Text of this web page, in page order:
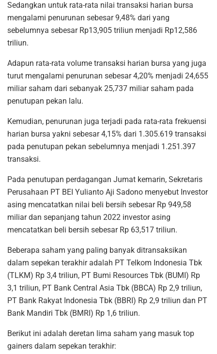
Sedangkan untuk rata-rata nilai transaksi harian bursa
mengalami penurunan sebesar 9,48% dari yang
sebelumnya sebesar Rp13,905 triliun menjadi Rp12,586
triliun.
Adapun rata-rata volume transaksi harian bursa yang juga
turut mengalami penurunan sebesar 4,20% menjadi 24,655
miliar saham dari sebanyak 25,737 miliar saham pada
penutupan pekan lalu.
Kemudian, penurunan juga terjadi pada rata-rata frekuensi
harian bursa yakni sebesar 4,15% dari 1.305.619 transaksi
pada penutupan pekan sebelumnya menjadi 1.251.397
transaksi.
Pada penutupan perdagangan Jumat kemarin, Sekretaris
Perusahaan PT BEI Yulianto Aji Sadono menyebut Investor
asing mencatatkan nilai beli bersih sebesar Rp 949,58
miliar dan sepanjang tahun 2022 investor asing
mencatatkan beli bersih sebesar Rp 63,517 triliun.
Beberapa saham yang paling banyak ditransaksikan
dalam sepekan terakhir adalah PT Telkom Indonesia Tbk
(TLKM) Rp 3,4 triliun, PT Bumi Resources Tbk (BUMI) Rp
3,1 triliun, PT Bank Central Asia Tbk (BBCA) Rp 2,9 triliun,
PT Bank Rakyat Indonesia Tbk (BBRI) Rp 2,9 triliun dan PT
Bank Mandiri Tbk (BMRI) Rp 1,6 triliun.
Berikut ini adalah deretan lima saham yang masuk top
gainers dalam sepekan terakhir: